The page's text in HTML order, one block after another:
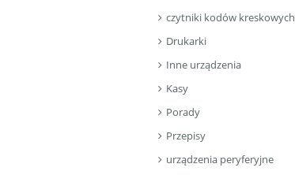
czytniki kodów kreskowych
Drukarki
Inne urządzenia
Kasy
Porady
Przepisy
urządzenia peryferyjne